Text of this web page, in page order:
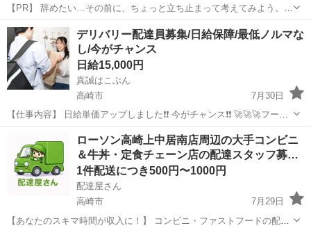
【PR】 辞めたい…その前に、ちょっと立ち止まって考えてみよう。
でも「もう限界」「辞めたい」って感じていませんか？ 実は―― 今の
仕事を辞めた後って、想像以上に大変なんです。 ⸻ 退職後に待っ
ているリア...
群馬 高崎市 高崎駅 仕分け 生活支援
デリバリー配達員募集/日給保障/最低ノルマな
し/今がチャンス
日給15,000円
真誠はこぶん
高崎市
7月30日
【仕事内容】 日給単価アップしました❗❗ 今がチャンス❗❗ 🚀🚀🚀フード
デリバリー配達員🚀🚀🚀 バイク・車(黒ナンバー必須)を使用して配達
していただきます。 ✅EC宅配が嫌いな方必見✅ ...
ドライバー 年齢制限
ローソン高崎上中居南店周辺の大手コンビニ
＆牛丼・定食チェーン店の配達スタッフ募…
1件配送につき500円〜1000円
配達屋さん
高崎市
7月29日
【あなたのスキマ時間が収入に！】 コンビニ・ファストフードの配達